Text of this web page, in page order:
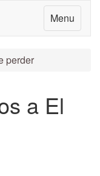
Menu
perder
a El